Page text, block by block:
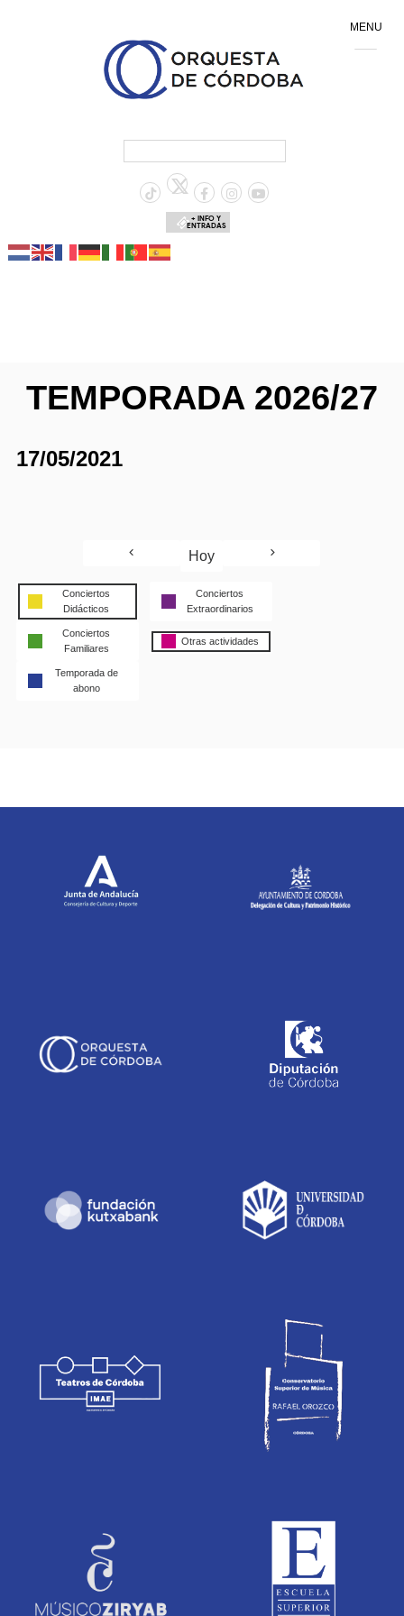
+ INFO Y
ENTRADAS
TEMPORADA 2026/27
17/05/2021
Hoy
Conciertos
Didácticos
Conciertos
Extraordinarios
Conciertos
Familiares
Otras actividades
Temporada de
abono
MENU